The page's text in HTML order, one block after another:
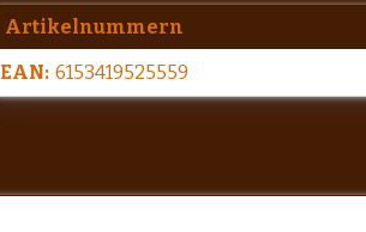
Artikelnummern
EAN: 6153419525559